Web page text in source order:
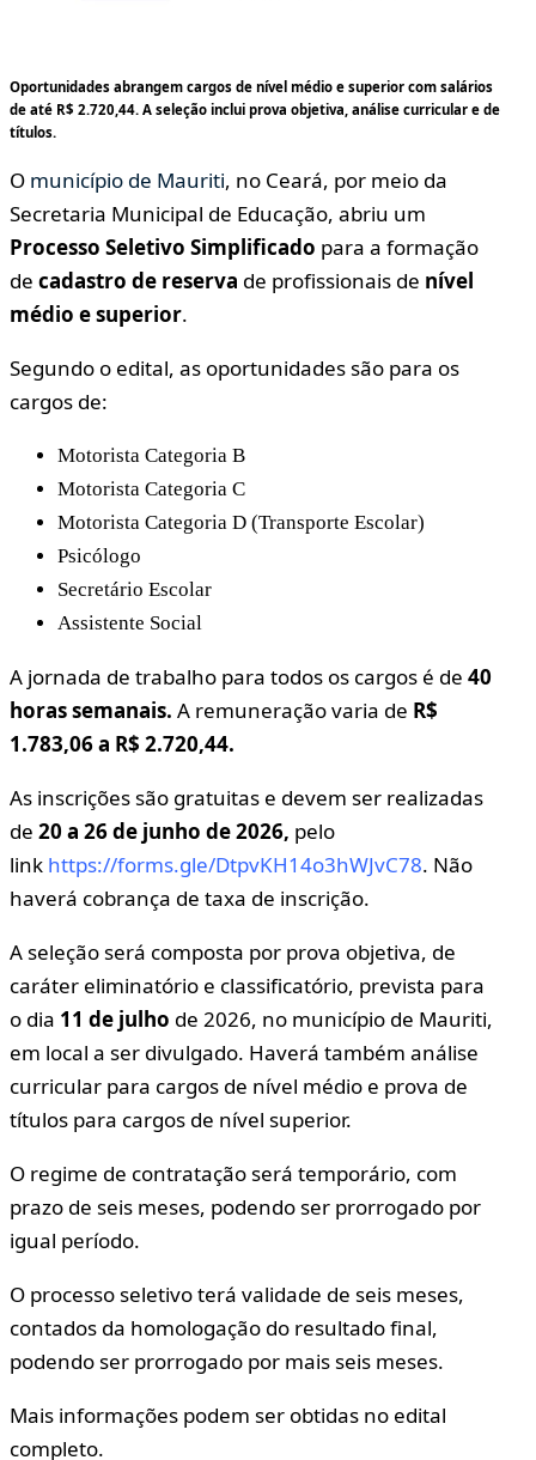
Oportunidades abrangem cargos de nível médio e superior com salários
de até R$ 2.720,44. A seleção inclui prova objetiva, análise curricular e de
títulos.
O município de Mauriti, no Ceará, por meio da
Secretaria Municipal de Educação, abriu um
Processo Seletivo Simplificado para a formação
de cadastro de reserva de profissionais de nível
médio e superior.
Segundo o edital, as oportunidades são para os
cargos de:
Motorista Categoria B
Motorista Categoria C
Motorista Categoria D (Transporte Escolar)
Psicólogo
Secretário Escolar
Assistente Social
A jornada de trabalho para todos os cargos é de 40
horas semanais. A remuneração varia de R$
1.783,06 a R$ 2.720,44.
As inscrições são gratuitas e devem ser realizadas
de 20 a 26 de junho de 2026, pelo
link https://forms.gle/DtpvKH14o3hWJvC78. Não
haverá cobrança de taxa de inscrição.
A seleção será composta por prova objetiva, de
caráter eliminatório e classificatório, prevista para
o dia 11 de julho de 2026, no município de Mauriti,
em local a ser divulgado. Haverá também análise
curricular para cargos de nível médio e prova de
títulos para cargos de nível superior.
O regime de contratação será temporário, com
prazo de seis meses, podendo ser prorrogado por
igual período.
O processo seletivo terá validade de seis meses,
contados da homologação do resultado final,
podendo ser prorrogado por mais seis meses.
Mais informações podem ser obtidas no edital
completo.